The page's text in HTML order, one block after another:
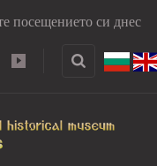
посещението си днес